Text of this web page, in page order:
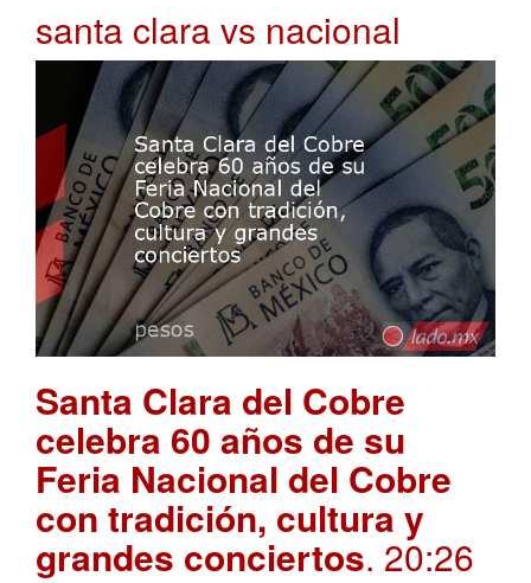
santa clara vs nacional
Santa Clara del Cobre
celebra 60 años de su
Feria Nacional del Cobre
con tradición, cultura y
grandes conciertos. 20:26